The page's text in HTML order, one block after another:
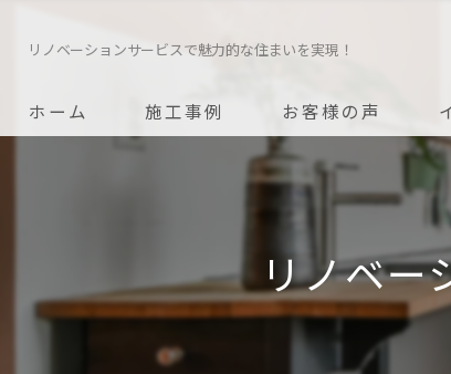
リノベーションサービスで魅力的な住まいを実現！
ホーム 施工事例 お客様の声
リノベー